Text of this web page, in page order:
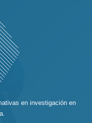
en investigación en